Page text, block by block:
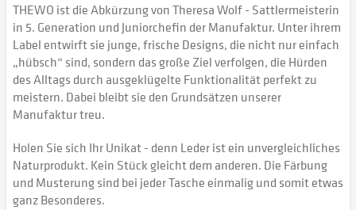
THEWO ist die Abkürzung von Theresa Wolf - Sattlermeisterin
in 5. Generation und Juniorchefin der Manufaktur. Unter ihrem
Label entwirft sie junge, frische Designs, die nicht nur einfach
„hübsch“ sind, sondern das große Ziel verfolgen, die Hürden
des Alltags durch ausgeklügelte Funktionalität perfekt zu
meistern. Dabei bleibt sie den Grundsätzen unserer
Manufaktur treu.
Holen Sie sich Ihr Unikat - denn Leder ist ein unvergleichliches
Naturprodukt. Kein Stück gleicht dem anderen. Die Färbung
und Musterung sind bei jeder Tasche einmalig und somit etwas
ganz Besonderes.